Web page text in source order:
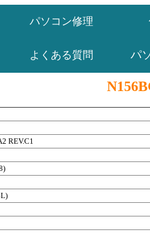
パソコン修理
よくある質問 パ
REV.C1